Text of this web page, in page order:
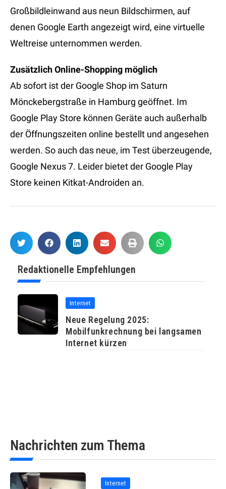
Großbildleinwand aus neun Bildschirmen, auf
denen Google Earth angezeigt wird, eine virtuelle
Weltreise unternommen werden.
Zusätzlich Online-Shopping möglich
Ab sofort ist der Google Shop im Saturn
Mönckebergstraße in Hamburg geöffnet. Im
Google Play Store können Geräte auch außerhalb
der Öffnungszeiten online bestellt und angesehen
werden. So auch das neue, im Test überzeugende,
Google Nexus 7. Leider bietet der Google Play
Store keinen Kitkat-Androiden an.
Redaktionelle Empfehlungen
Internet
Neue Regelung 2025:
Mobilfunkrechnung bei langsamen
Internet kürzen
Nachrichten zum Thema
Internet